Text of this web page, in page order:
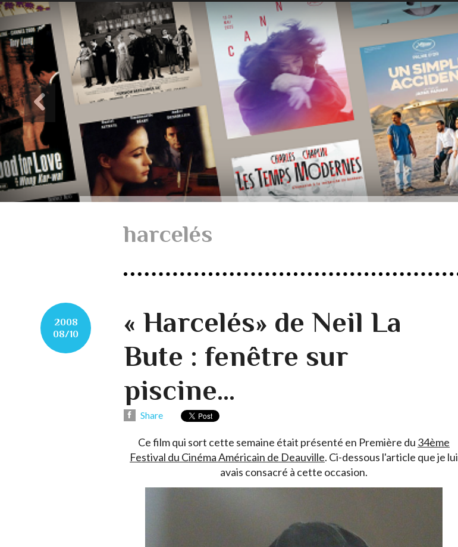
harcelés
2008
08/10
« Harcelés» de Neil La
Bute : fenêtre sur
piscine…
Share
Ce film qui sort cette semaine était présenté en Première du 34ème
Festival du Cinéma Américain de Deauville. Ci-dessous l'article que je lui
avais consacré à cette occasion.